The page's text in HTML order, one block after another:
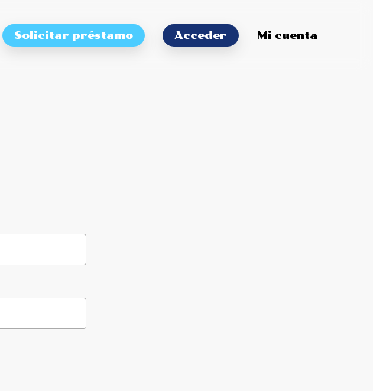
Solicitar préstamo Acceder Mi cuenta